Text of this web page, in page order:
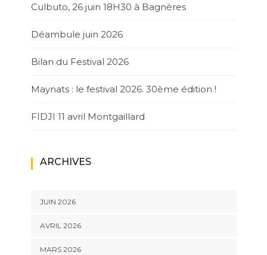
Culbuto, 26 juin 18H30 à Bagnères
Déambule juin 2026
Bilan du Festival 2026
Maynats : le festival 2026. 30ème édition !
FIDJI 11 avril Montgaillard
ARCHIVES
JUIN 2026
AVRIL 2026
MARS 2026